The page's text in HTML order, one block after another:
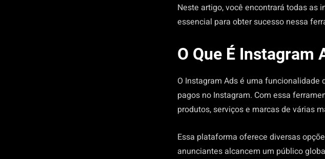
Neste artigo, você encontrará todas as
essencial para obter sucesso nessa
O Que É Instagram
O Instagram Ads é uma
pagos no Instagram. Com essa
produtos, serviços e marcas de várias
Essa plataforma oferece diversas
anunciantes alcancem um público